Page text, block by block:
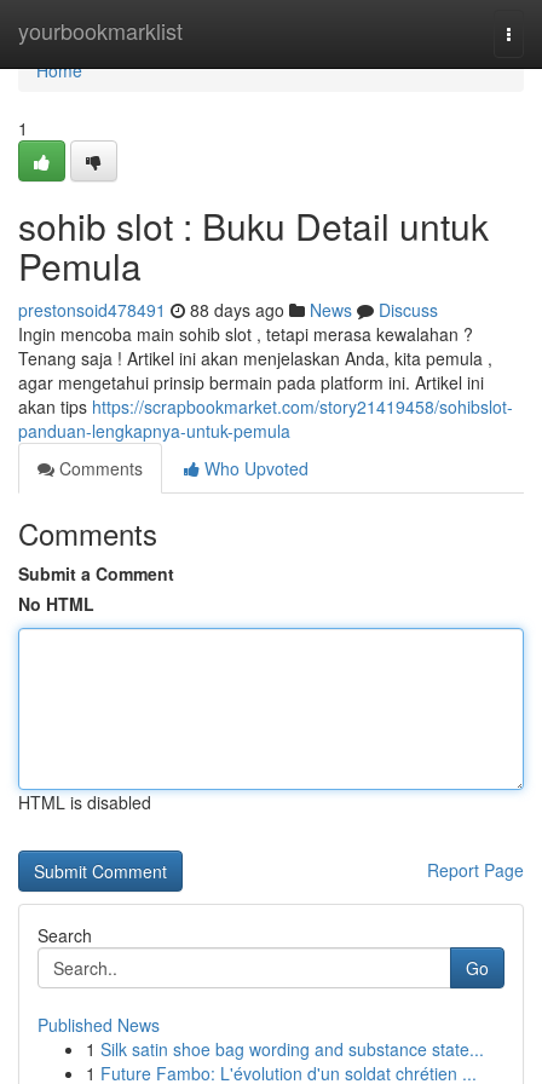
yourbookmarklist
Home
Home
1
sohib slot : Buku Detail untuk
Pemula
prestonsoid478491 88 days ago News
Discuss
Ingin mencoba main sohib slot , tetapi merasa kewalahan ?
Tenang saja ! Artikel ini akan menjelaskan Anda, kita pemula ,
agar mengetahui prinsip bermain pada platform ini. Artikel ini
akan tips https://scrapbookmarket.com/story21419458/sohibslot-
panduan-lengkapnya-untuk-pemula
Comments
Who Upvoted
Comments
Submit a Comment
No HTML
HTML is disabled
Report Page
Search
Go
Published News
1 Silk satin shoe bag wording and substance state...
1 Future Fambo: L'évolution d'un soldat chrétien ...